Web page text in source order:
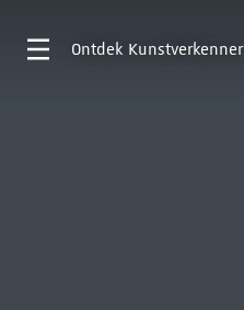
Ontdek Kunstverkenner